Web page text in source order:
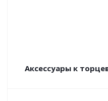
Аксессуары к